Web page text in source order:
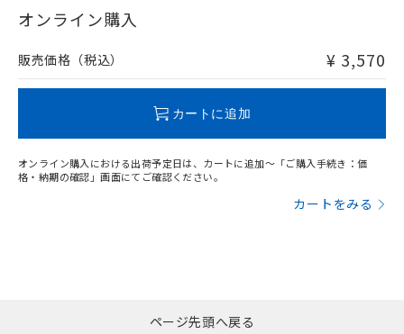
在庫等で未対応品が混在する可能性があります。
問い合わせください。
オンライン購入
販売価格（税込） ¥ 3,570
カートに追加
オンライン購入における出荷予定日は、カートに追加～「ご購入手続き：価
格・納期の確認」画面にてご確認ください。
カートをみる
ページ先頭へ戻る